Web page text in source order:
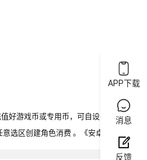
APP下载
消息
反馈
好游戏币或专用币，可自设密保或游戏
选区创建角色消费 。《安卓其他版本》